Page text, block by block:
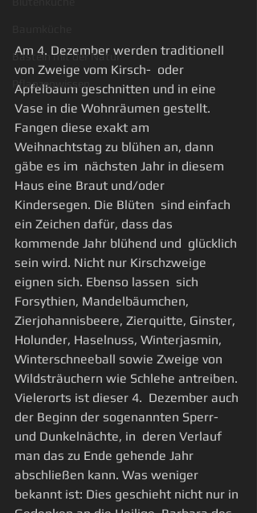
Basteln mit der Natur
Pflanzenwissen
Am 4. Dezember werden traditionell
von Zweige vom Kirsch-  oder
Apfelbaum geschnitten und in eine
Vase in die Wohnräumen gestellt.
Fangen diese exakt am
Weihnachtstag zu blühen an, dann
gäbe es im  nächsten Jahr in diesem
Haus eine Braut und/oder
Kindersegen. Die Blüten  sind einfach
ein Zeichen dafür, dass das
kommende Jahr blühend und  glücklich
sein wird. Nicht nur Kirschzweige
eignen sich. Ebenso lassen  sich
Forsythien, Mandelbäumchen,
Zierjohannisbeere, Zierquitte, Ginster,
Holunder, Haselnuss, Winterjasmin,
Winterschneeball sowie Zweige von
Wildsträuchern wie Schlehe antreiben.
Vielerorts ist dieser 4.  Dezember auch
der Beginn der sogenannten Sperr-
und Dunkelnächte, in  deren Verlauf
man das zu Ende gehende Jahr
abschließen kann. Was weniger
bekannt ist: Dies geschieht nicht nur in